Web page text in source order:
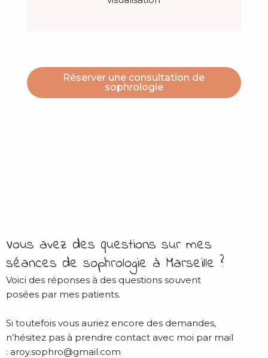
Réserver une consultation de
sophrologie
Vous avez des questions sur mes
séances de sophrologie à Marseille ?
Voici des réponses à des questions souvent
posées par mes patients.
Si toutefois vous auriez encore des demandes,
n’hésitez pas à prendre contact avec moi par mail
: aroy.sophro@gmail.com